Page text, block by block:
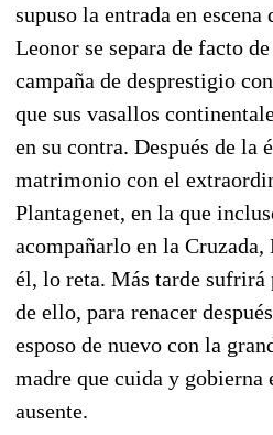
supuso la entrada en
Leonor se separa de facto
campaña de desprestigio
que sus vasallos
en su contra. Después de la
matrimonio con el
Plantagenet, en la que
acompañarlo en la Cruzada,
él, lo reta. Más tarde
de ello, para renacer
esposo de nuevo con la
madre que cuida y
ausente.